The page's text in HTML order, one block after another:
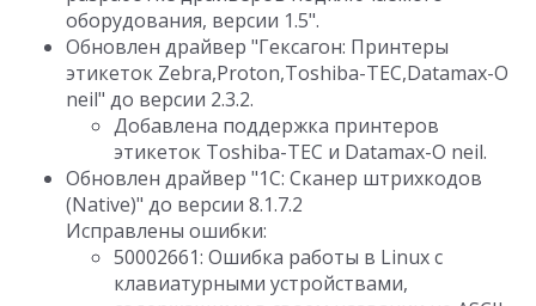
оборудования, версии 1.5".
Обновлен драйвер "Гексагон: Принтеры
этикеток Zebra,Proton,Toshiba-TEC,Datamax-O
neil" до версии 2.3.2.
Добавлена поддержка принтеров
этикеток Toshiba-TEC и Datamax-O neil.
Обновлен драйвер "1С: Сканер штрихкодов
(Native)" до версии 8.1.7.2
Исправлены ошибки:
50002661: Ошибка работы в Linux с
клавиатурными устройствами,